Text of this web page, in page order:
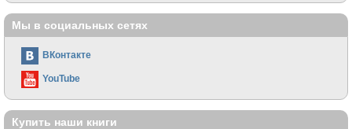
Мы в социальных сетях
ВКонтакте
YouTube
Купить наши книги